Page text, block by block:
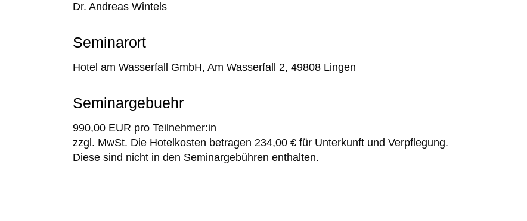
Dr. Andreas Wintels
Seminarort
Hotel am Wasserfall GmbH, Am Wasserfall 2, 49808 Lingen
Seminargebuehr
990,00 EUR pro Teilnehmer:in
zzgl. MwSt. Die Hotelkosten betragen 234,00 € für Unterkunft und Verpflegung.
Diese sind nicht in den Seminargebühren enthalten.